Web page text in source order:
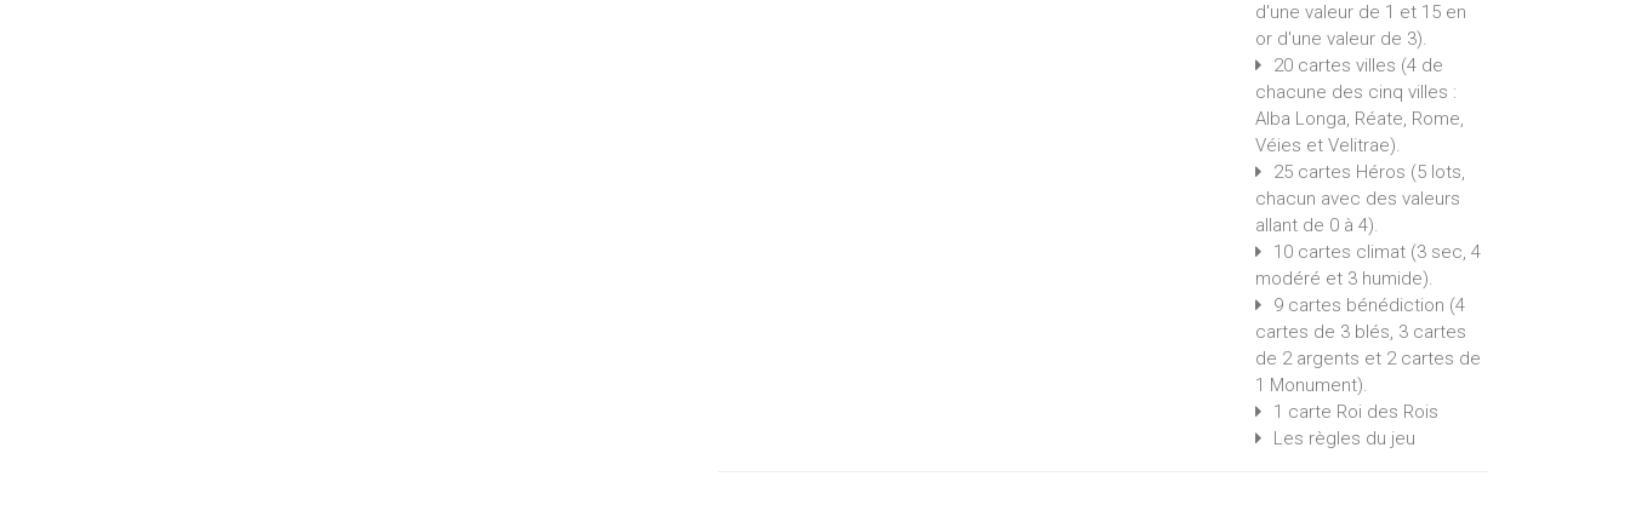
d'une valeur de 1 et 15 en
or d'une valeur de 3).
20 cartes villes (4 de
chacune des cinq villes :
Alba Longa, Réate, Rome,
Véies et Velitrae).
25 cartes Héros (5 lots,
chacun avec des valeurs
allant de 0 à 4).
10 cartes climat (3 sec, 4
modéré et 3 humide).
9 cartes bénédiction (4
cartes de 3 blés, 3 cartes
de 2 argents et 2 cartes de
1 Monument).
1 carte Roi des Rois
Les règles du jeu